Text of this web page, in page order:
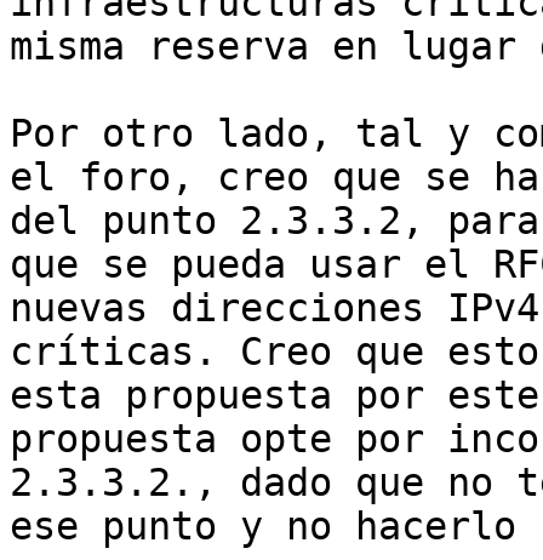
misma reserva en
Por otro lado, tal y
el foro, creo que se
del punto 2.3.3.2, para
que se pueda usar el
nuevas direcciones
críticas. Creo que
esta propuesta por
propuesta opte por
2.3.3.2., dado que no
ese punto y no